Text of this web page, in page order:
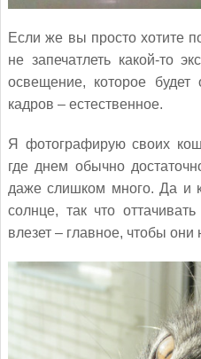
Если же вы просто хотите
не запечатлеть какой-то
освещение, которое будет
кадров – естественное.
Я фотографирую своих
где днем обычно
даже слишком много. Да и
солнце, так что
влезет – главное, чтобы они